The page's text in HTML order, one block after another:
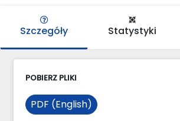
Szczegóły Statystyki
POBIERZ PLIKI
PDF (English)